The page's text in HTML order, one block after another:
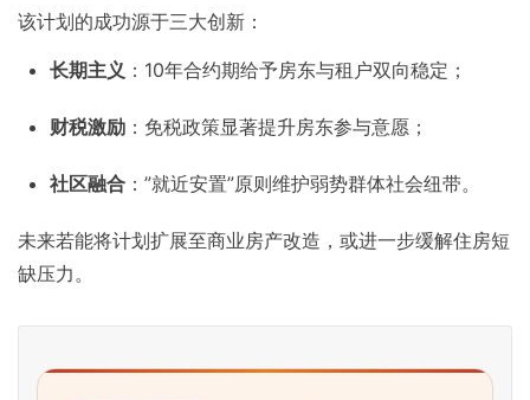
该计划的成功源于三大创新：
长期主义 ：10年合约期给予房东与租户双向稳定；
财税激励 ：免税政策显著提升房东参与意愿；
社区融合 ：”就近安置”原则维护弱势群体社会纽带。
未来若能将计划扩展至商业房产改造，或进一步缓解住房短
缺压力。